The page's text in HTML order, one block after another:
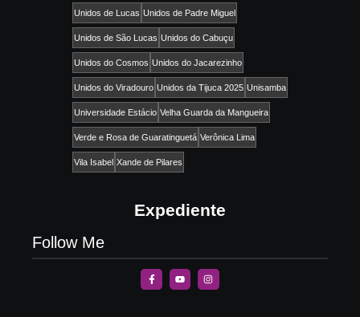
Unidos de Lucas Unidos de Padre Miguel
Unidos de São Lucas Unidos do Cabuçu
Unidos do Cosmos Unidos do Jacarezinho
Unidos do Viradouro Unidos da Tijuca 2025 Unisamba
Universidade Estácio Velha Guarda da Mangueira
Verde e Rosa de Guaratinguetá Verônica Lima
Vila Isabel Xande de Pilares
Expediente
Follow Me